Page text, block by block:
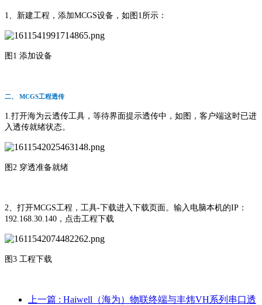
1、新建工程，添加MCGS设备，如图1所示：
图1 添加设备
二、 MCGS工程透传
1.打开海为云透传工具，等待界面提示透传中，如图，客户端这时已进
入透传就绪状态。
图2 穿透准备就绪
2、打开MCGS工程，工具-下载进入下载页面。输入电脑本机的IP：
192.168.30.140，点击工程下载
图3 工程下载
上一篇 : Haiwell（海为）物联终端与丰炜VH系列串口透